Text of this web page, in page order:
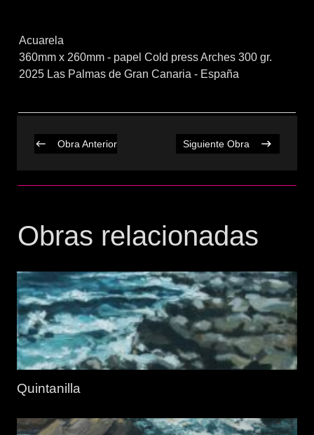
Acuarela
360mm x 260mm - papel Cold press Arches 300 gr.
2025 Las Palmas de Gran Canaria - España
Obra Anterior Siguiente Obra
Obras relacionadas
Quintanilla